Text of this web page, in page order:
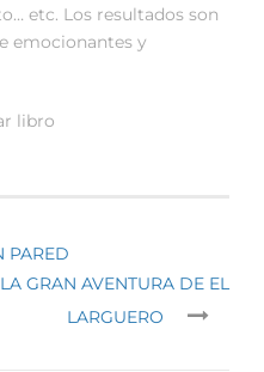
etc. Los resultados son
emocionantes y
libro
PARED
GRAN AVENTURA DE EL
LARGUERO